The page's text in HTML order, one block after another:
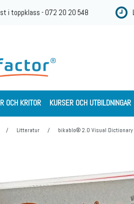
i toppklass - 072 20 20 548
OCH KRITOR KURSER OCH UTBILDNINGAR
/ Litteratur / bikablo® 2.0 Visual Dictionary